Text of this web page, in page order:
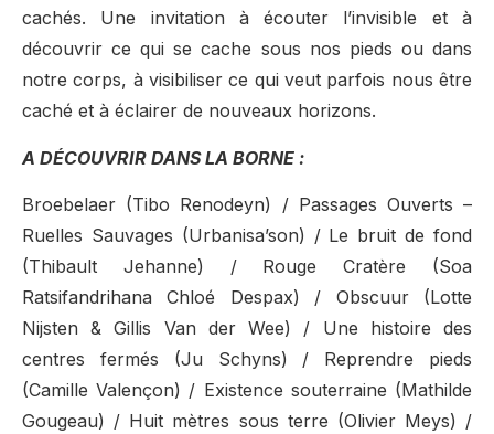
cachés. Une invitation à écouter l’invisible et à
découvrir ce qui se cache sous nos pieds ou dans
notre corps, à visibiliser ce qui veut parfois nous être
caché et à éclairer de nouveaux horizons.
A DÉCOUVRIR DANS LA BORNE :
Broebelaer (Tibo Renodeyn) / Passages Ouverts –
Ruelles Sauvages (Urbanisa’son) / Le bruit de fond
(Thibault Jehanne) / Rouge Cratère (Soa
Ratsifandrihana Chloé Despax) / Obscuur (Lotte
Nijsten & Gillis Van der Wee) / Une histoire des
centres fermés (Ju Schyns) / Reprendre pieds
(Camille Valençon) / Existence souterraine (Mathilde
Gougeau) / Huit mètres sous terre (Olivier Meys) /